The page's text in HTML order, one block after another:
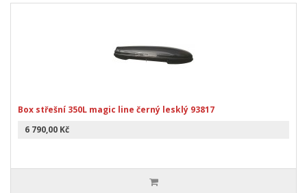
Box střešní 350L magic line černý lesklý 93817
6 790,00 Kč